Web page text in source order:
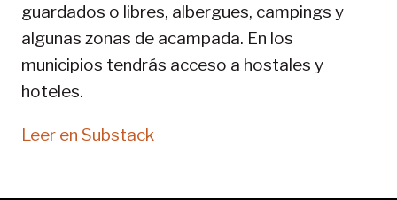
guardados o libres, albergues, campings y
algunas zonas de acampada. En los
municipios tendrás acceso a hostales y
hoteles.
Leer en Substack